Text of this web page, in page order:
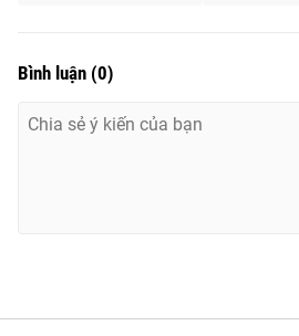
Cơ quan báo chí:
cấp ngày 29/12/2023
Liên hệ quảng cáo:024-7300.7108
Bình luận (0)